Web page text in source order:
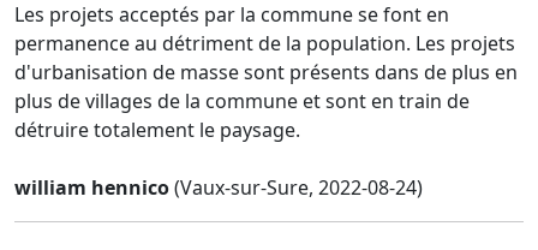
Les projets acceptés par la commune se font en
permanence au détriment de la population. Les projets
d'urbanisation de masse sont présents dans de plus en
plus de villages de la commune et sont en train de
détruire totalement le paysage.
william hennico(Vaux-sur-Sure, 2022-08-24)